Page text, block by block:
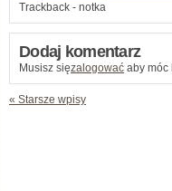
Trackback - notka
Dodaj komentarz
Musisz sięzalogować aby móc
« Starsze wpisy